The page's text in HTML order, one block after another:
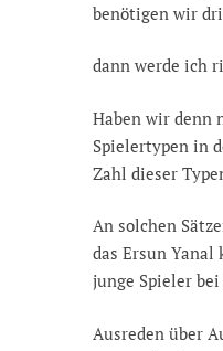
benötigen wir
dann werde ich
Haben wir denn
Spielertypen in
Zahl dieser
An solchen
das Ersun
junge Spieler
Ausreden über